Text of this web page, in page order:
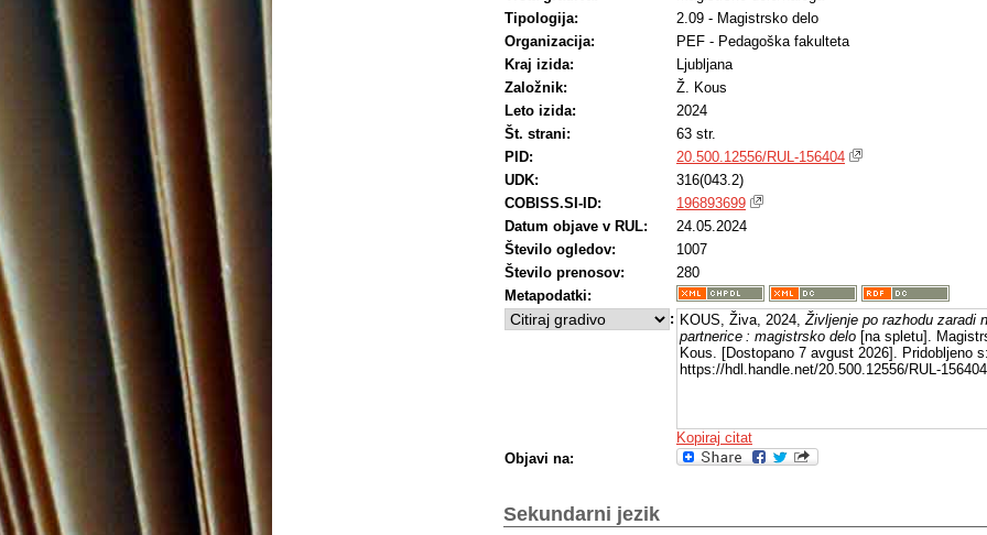
preživljanja in vzgoje skupnih otrok. Prav tako se pokaže, da je okrevanje,
nezvestobe oziroma razhodu izrazito individualen ter intenziven čustven
pogosto prehajajo skozi stopnje, ki nastopijo po izgubi v procesu žalovanja.
pogosto prisoten še občutek sramu, izdanosti in ponižanosti. V procesu
podporni dejavnik pokaže predvsem socialna mreža, ki pa lahko v
proces okrevanja. Prav tako se izkaže, da je nezvesti partner hkrati tisti, ki
okrevanju prevaranih oseb preko pogovora in odgovarjanja na njihova
nezvestobe. Okrevanje je ob tem ključnega pomena ter predpogoj za
partnerstva po tovrstnem razhodu. Rezultati nadaljnje kažejo, da je bilo pri
pri spoznavanju in vstopanju v novo partnersko razmerje prisotno večje
ponovitvijo izkušnje nezvestobe, zaradi česar so bili pri vstopu v novo
novem partnerskem odnosu pri sebi zaznavajo večji in pogostejši občutek
močnejšo potrebo zaščiti partnerski odnos. Kot pomemben način
nezvestobe v novem partnerskem razmerju se pokaže predvsem iskrena
Izkušnja razhoda zaradi nezvestobe partnerja je večino udeležencev
razmisleku o željah in potrebah na področju nadaljnjega partnerstva, kar je
zadovoljujočem in kompatibilnem partnerskem odnosu, v katerega so
Tipologija:
2.09 - Magistrsko delo
Organizacija:
PEF - Pedagoška fakulteta
Kraj izida:
Ljubljana
Založnik:
Ž. Kous
Leto izida:
2024
Št. strani:
63 str.
PID:
20.500.12556/RUL-156404
UDK:
316(043.2)
COBISS.SI-ID:
196893699
Datum objave v RUL:
24.05.2024
Število ogledov:
1007
Število prenosov:
280
Metapodatki:
: KOUS, Živa, 2024,Življenje po razhodu zaradi
partnerice : magistrsko delo [na spletu].
Kous. [Dostopano 7 avgust 2026]. Pridobljeno s:
https://hdl.handle.net/20.500.12556/RUL-156404
Kopiraj citat
Objavi na:
Sekundarni jezik